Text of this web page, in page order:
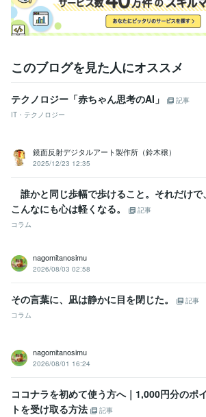
このブログを見た人にオススメ
テクノロジー「赤ちゃん思考のAI」
記事
IT・テクノロジー
鏡面反射デジタルアート製作所（鈴木穣）
2025/12/23 12:35
誰かと同じ歩幅で歩けること。それだけで、
こんなにも心は軽くなる。
記事
コラム
nagomitanosimu
2026/08/03 02:58
その言葉に、凪は静かに目を閉じた。
記事
コラム
nagomitanosimu
2026/08/01 16:24
ココナラを初めて使う方へ｜1,000円分のポ
トを受け取る方法
記事